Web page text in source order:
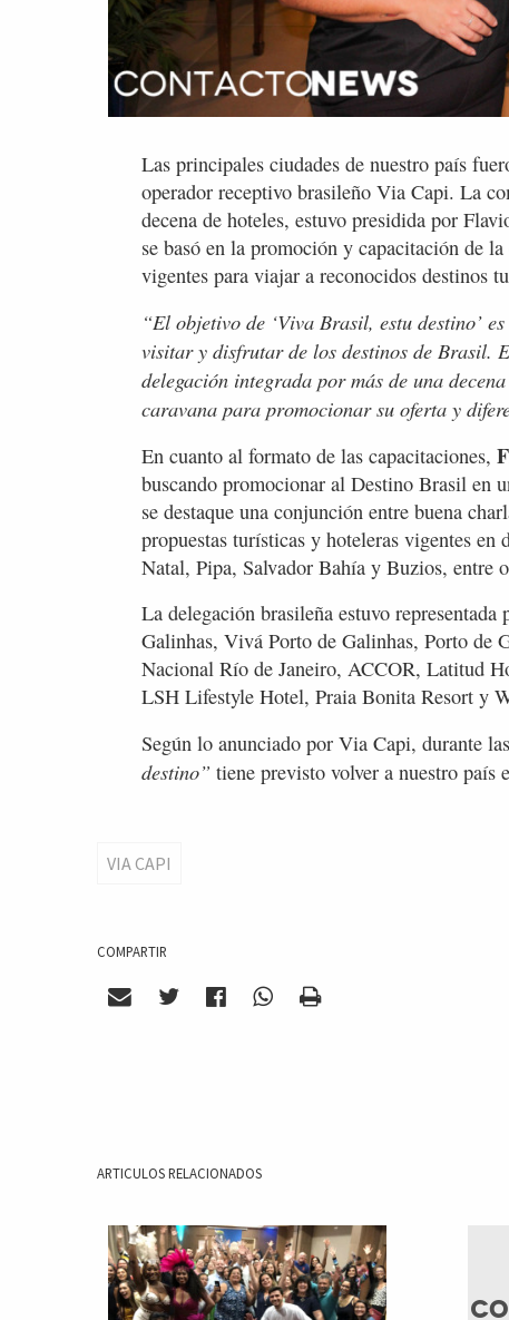
Las principales ciudades de nuestro país
operador receptivo brasileño Via Capi. La
decena de hoteles, estuvo presidida por
se basó en la promoción y capacitación de
vigentes para viajar a reconocidos destinos
“El objetivo de ‘Viva Brasil, estu destino’
visitar y disfrutar de los destinos de Brasil.
delegación integrada por más de una
caravana para promocionar su oferta y
En cuanto al formato de las capacitaciones,
buscando promocionar al Destino Brasil en
se destaque una conjunción entre buena
propuestas turísticas y hoteleras vigentes
Natal, Pipa, Salvador Bahía y Buzios, entre
La delegación brasileña estuvo
Galinhas, Vivá Porto de Galinhas, Porto de
Nacional Río de Janeiro, ACCOR, Latitud
LSH Lifestyle Hotel, Praia Bonita Resort y
Según lo anunciado por Via Capi, durante
destino” tiene previsto volver a nuestro país
VIA CAPI
COMPARTIR
ARTICULOS RELACIONADOS